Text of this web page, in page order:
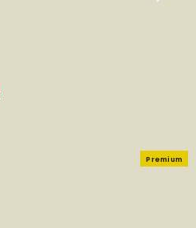
Premium